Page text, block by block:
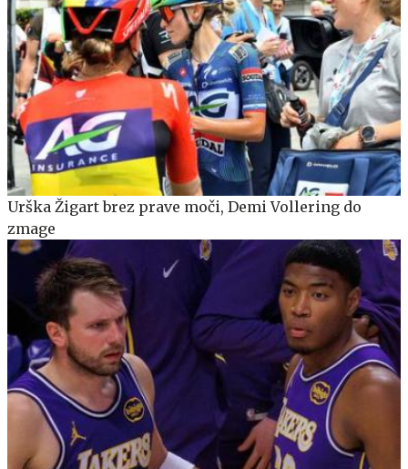
Urška Žigart brez prave moči, Demi Vollering do
zmage